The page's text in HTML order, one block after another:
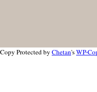
Copy Protected by Chetan'sWP-